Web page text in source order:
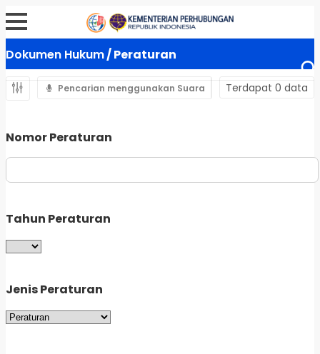
Dokumen Hukum/ Peraturan
Pencarian menggunakan Suara Terdapat 0 data
Nomor Peraturan
Tahun Peraturan
Jenis Peraturan